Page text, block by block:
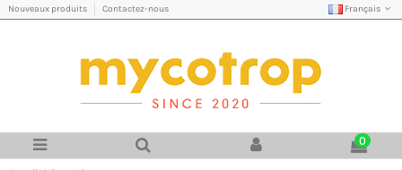
Nouveaux produits Contactez-nous Français
0